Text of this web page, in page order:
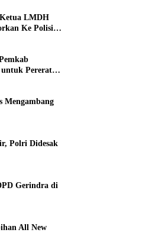
LMDH
Ke Polisi
untuk Pererat
Mengambang
Polri Didesak
Gerindra di
All New